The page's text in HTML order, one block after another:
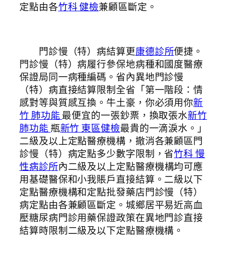
定點由各竹科 健檢兼顧區斷定。
門診慢（特）病結算更康德診所便捷。
門診慢（特）病履行參保地病種和國度醫療
保證局同一病種編碼。省內異地門診慢
（特）病直接結算限制全省「第一階段：情
感對等與質感互換。牛土豪，你必須用你新
竹 肺功能最便宜的一張鈔票，換取張水新竹
肺功能瓶新竹 東區健檢最貴的一滴淚水。」
二級及以上定點醫療機構，撤消各兼顧區門
診慢（特）病定點多少數字限制，省竹科 慢
性病診所內二級及以上定點醫療機構均可應
用基礎醫保和小我賬戶直接結算。二級以下
定點醫療機構和定點批發藥店門診慢（特）
病定點由各兼顧區斷定。城鄉居平易近高血
壓糖尿病門診用藥保證政策在異地門診直接
結算時限制二級及以下定點醫療機構。